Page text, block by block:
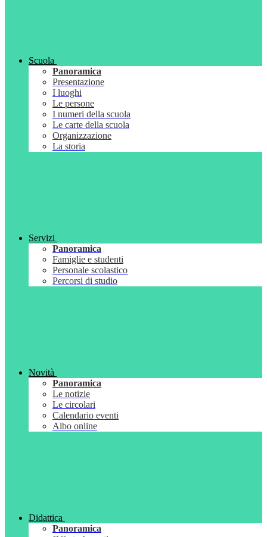
Scuola
Panoramica
Presentazione
I luoghi
Le persone
I numeri della scuola
Le carte della scuola
Organizzazione
La storia
Servizi
Panoramica
Famiglie e studenti
Personale scolastico
Percorsi di studio
Novità
Panoramica
Le notizie
Le circolari
Calendario eventi
Albo online
Didattica
Panoramica